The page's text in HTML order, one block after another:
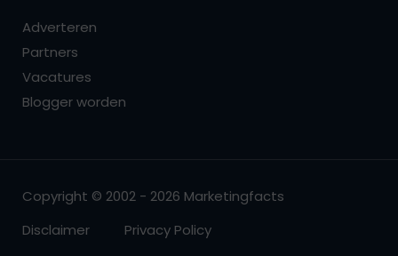
Adverteren
Partners
Vacatures
Blogger worden
Copyright © 2002 - 2026 Marketingfacts
Disclaimer
Privacy Policy